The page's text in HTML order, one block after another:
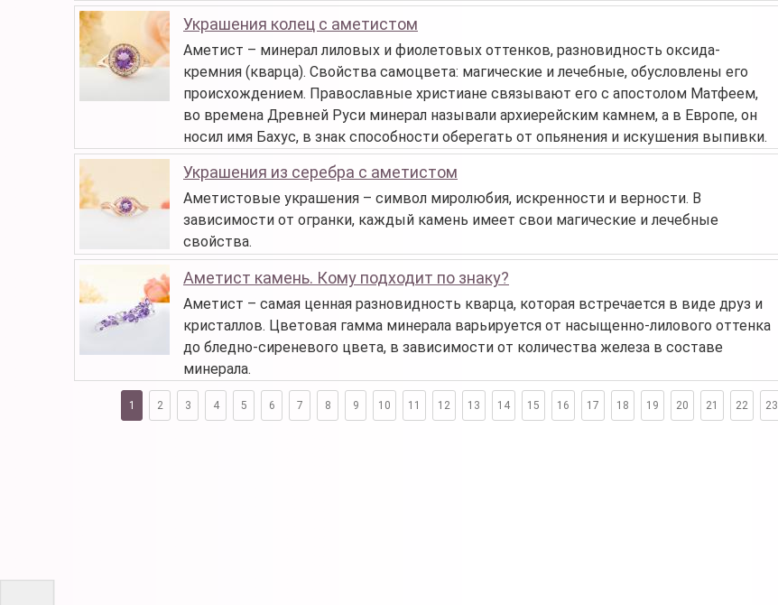
Украшения колец с аметистом
Аметист – минерал лиловых и фиолетовых оттенков, разновидность оксида-
кремния (кварца). Свойства самоцвета: магические и лечебные, обусловлены его
происхождением. Православные христиане связывают его с апостолом Матфеем,
во времена Древней Руси минерал называли архиерейским камнем, а в Европе, он
носил имя Бахус, в знак способности оберегать от опьянения и искушения выпивки.
Украшения из серебра с аметистом
Аметистовые украшения – символ миролюбия, искренности и верности. В
зависимости от огранки, каждый камень имеет свои магические и лечебные
свойства.
Аметист камень. Кому подходит по знаку?
Аметист – самая ценная разновидность кварца, которая встречается в виде друз и
кристаллов. Цветовая гамма минерала варьируется от насыщенно-лилового оттенка
до бледно-сиреневого цвета, в зависимости от количества железа в составе
минерала.
1 2 3 4 5 6 7 8 9 10 11 12 13 14 15 16 17 18 19 20 21 22 23